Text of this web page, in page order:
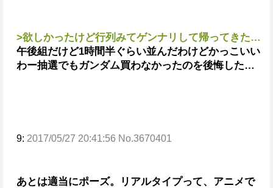
>欲しかったけど行列みてゲンナリして帰ってきた…
午後組だけど1時間半ぐらい並んだわけどかっこいい
わー抽選でもガンダム買わなかったのを後悔した…
9: 2017/05/27 20:41:56 No.3670401
あとは適当にポーズ。
リアルタイプって、アニメで